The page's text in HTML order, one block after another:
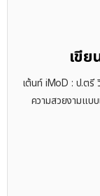
เขีย
เต้นท์ iMoD : ป.ตรี
ความสวยงามแบ